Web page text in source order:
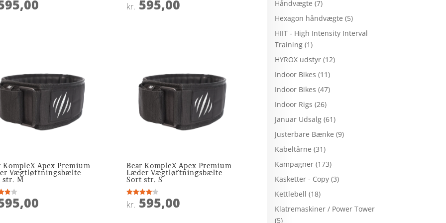
Vurderet
4.1
kr. 595,00
KompleX Apex Premium
Vægtløftningsbælte
str. M
Bear KompleX Apex Premium
Læder Vægtløftningsbælte
Sort str. S
Vurderet
4.2
kr. 595,00
Håndvægte (7)
Hexagon håndvægte (5)
HIIT - High Intensity Interval
Training (1)
HYROX udstyr (12)
Indoor Bikes (11)
Indoor Bikes (47)
Indoor Rigs (26)
Januar Udsalg (61)
Justerbare Bænke (9)
Kabeltårne (31)
Kampagner (173)
Kasketter - Copy (3)
Kettlebell (18)
Klatremaskiner / Power Tower
(5)